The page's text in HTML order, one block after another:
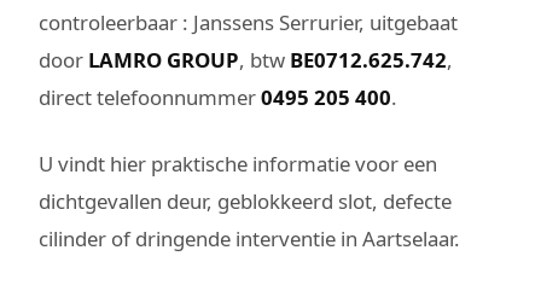
controleerbaar : Janssens Serrurier, uitgebaat
door LAMRO GROUP, btw BE0712.625.742,
direct telefoonnummer0495 205 400.
U vindt hier praktische informatie voor een
dichtgevallen deur, geblokkeerd slot, defecte
cilinder of dringende interventie in Aartselaar.